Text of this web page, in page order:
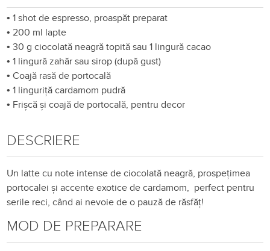
•1 shot de espresso, proaspăt preparat
• 200 ml lapte
•30 g ciocolată neagră topită sau 1 lingură cacao
•1 lingură zahăr sau sirop (după gust)
•Coajă rasă de portocală
•1 linguriță cardamom pudră
• Frișcă și coajă de portocală, pentru decor
DESCRIERE
Un latte cu note intense de ciocolată neagră, prospețimea
portocalei și accente exotice de cardamom, perfect pentru
serile reci, când ai nevoie de o pauză de răsfăț!
MOD DE PREPARARE